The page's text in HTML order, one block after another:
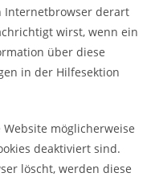
Internetbrowser derart
wirst, wenn ein
über diese
in der Hilfesektion
möglicherweise
deaktiviert sind.
löscht, werden diese